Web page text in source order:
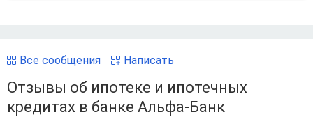
Все сообщения Написать
Отзывы об ипотеке и ипотечных
кредитах в банке Альфа-Банк